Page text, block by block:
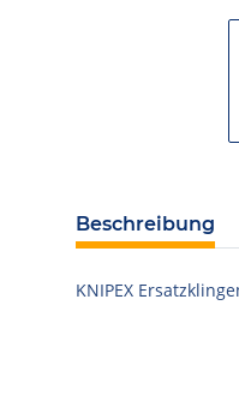
Beschreibung
KNIPEX